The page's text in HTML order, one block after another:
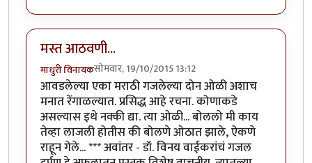
मस्त आठवणी...
माधुरी विनायकसोमवार, 19/10/2015 13:12
आवडलेल्या एका मराठी गजलेल्या दोन ओळी अशाच
मनात रेंगाळल्यात. प्रसिद्ध आहे रचना. कोणाकडे
असल्यास इथे नक्की द्या. त्या ओळी... बोललो मी काय
तेव्हा लाजली होतीस की बोलणे ओठात झाले, ऐकणे
राहून गेले... *** अवांतर - डॉ. विनय वाईकरांचं गजल